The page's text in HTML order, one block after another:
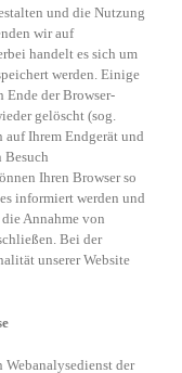
und die Nutzung
wir auf
handelt es sich um
werden. Einige
Ende der Browser-
gelöscht (sog.
Ihrem Endgerät und
Besuch
Ihren Browser so
informiert werden und
Annahme von
Bei der
unserer Website
der